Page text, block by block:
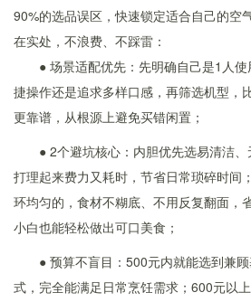
90%的选品误区，快速锁定适合自己的空
在实处，不浪费、不踩雷：
● 场景适配优先：先明确自己是1人
捷操作还是追求多样口感，再筛选机型，
更靠谱，从根源上避免买错闲置；
● 2个避坑核心：内胆优先选易清洁
打理起来费力又耗时，节省日常琐碎时间
环均匀的，食材不糊底、不用反复翻面，
小白也能轻松做出可口美食；
● 预算不盲目：500元内就能选到兼
式，完全能满足日常烹饪需求；600元以